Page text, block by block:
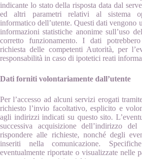
indicante lo stato della risposta data dal
ed altri parametri relativi al sistema
informatico dell’utente. Questi dati vengono
informazioni statistiche anonime sull’uso
corretto funzionamento. I dati
richiesta delle competenti Autorità, per
responsabilità in caso di ipotetici reati
Dati forniti volontariamente dall’utente
Per l’accesso ad alcuni servizi erogati
richiesto l’invio facoltativo, esplicito e
agli indirizzi indicati su questo sito.
successiva acquisizione dell’indirizzo del
rispondere alle richieste, nonché degli
inseriti nella comunicazione.
eventualmente riportate o visualizzate nelle